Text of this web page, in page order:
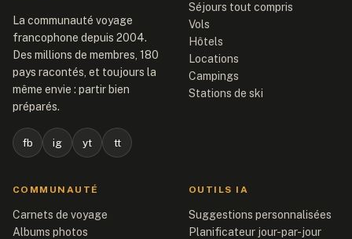
La communauté voyage
francophone depuis 2004.
Des millions de membres, 180
pays racontés, et toujours la
même envie : partir bien
préparés.
fb ig yt tt
Séjours tout compris
Vols
Hôtels
Locations
Campings
Stations de ski
COMMUNAUTÉ
Carnets de voyage
Albums photos
OUTILS IA
Suggestions personnalisées
Planificateur jour-par-jour